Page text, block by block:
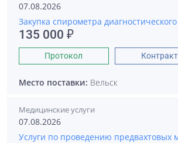
07.08.2026
Закупка спирометра диагностического
135 000 ₽
Протокол Контракт
Место поставки: Вельск
Медицинские услуги
07.08.2026
Услуги по проведению предвахтовых